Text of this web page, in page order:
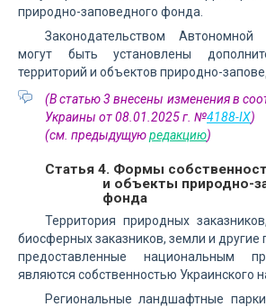
природно-заповедного фонда.
Законодательством
могут быть установлены
территорий и объектов природно-
(В статью 3 внесены изменения в
Украины от 08.01.2025 г. №4188-IX)
(см. предыдущуюредакцию)
Статья 4. Формы
и объекты природно-
фонда
Территория природных
биосферных заказников, земли и другие
предоставленные национальным
являются собственностью Украинского
Региональные ландшафтные